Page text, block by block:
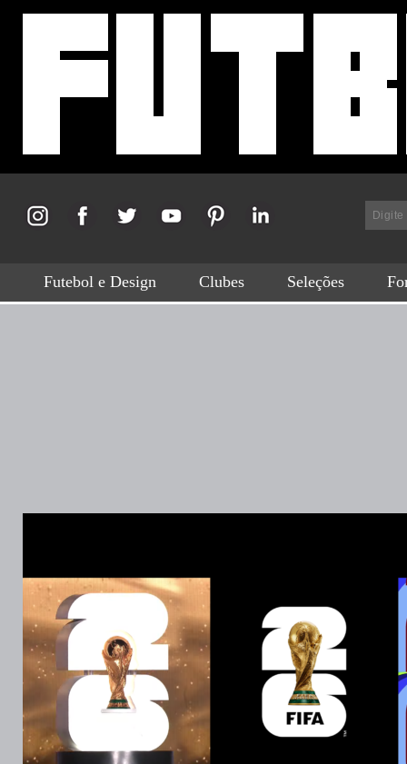
Futebol e Design Clubes Seleções